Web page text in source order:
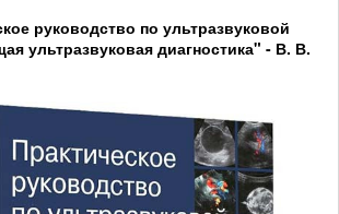
руководство по ультразвуковой
ультразвуковая диагностика" - В. В.